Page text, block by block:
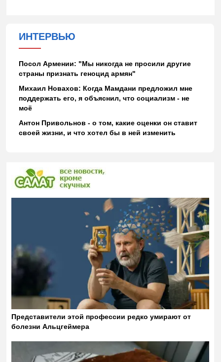
ИНТЕРВЬЮ
Посол Армении: "Мы никогда не просили другие
страны признать геноцид армян"
Михаил Новахов: Когда Мамдани предложил мне
поддержать его, я объяснил, что социализм - не
моё
Антон Привольнов - о том, какие оценки он ставит
своей жизни, и что хотел бы в ней изменить